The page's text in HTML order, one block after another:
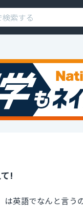
!
は英語でなんと言う